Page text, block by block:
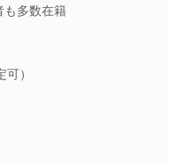
も多数在籍
）